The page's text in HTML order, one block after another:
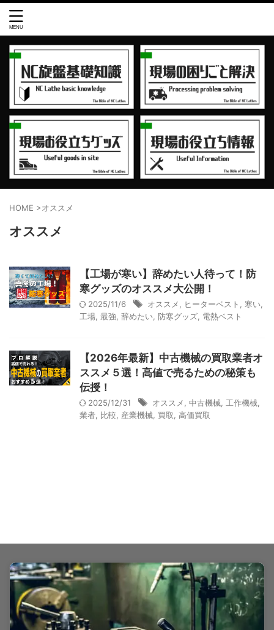
HOME >オススメ
オススメ
【工場が寒い】辞めたい人待って！防
寒グッズのオススメ大公開！
2025/11/6 オススメ, ヒーターベスト , 寒い,
工場, 最強, 辞めたい, 防寒グッズ, 電熱ベスト
【2026年最新】中古機械の買取業者オ
ススメ５選！高値で売るための秘策も
伝授！
2025/12/31 オススメ, 中古機械, 工作機械,
業者, 比較, 産業機械, 買取, 高価買取